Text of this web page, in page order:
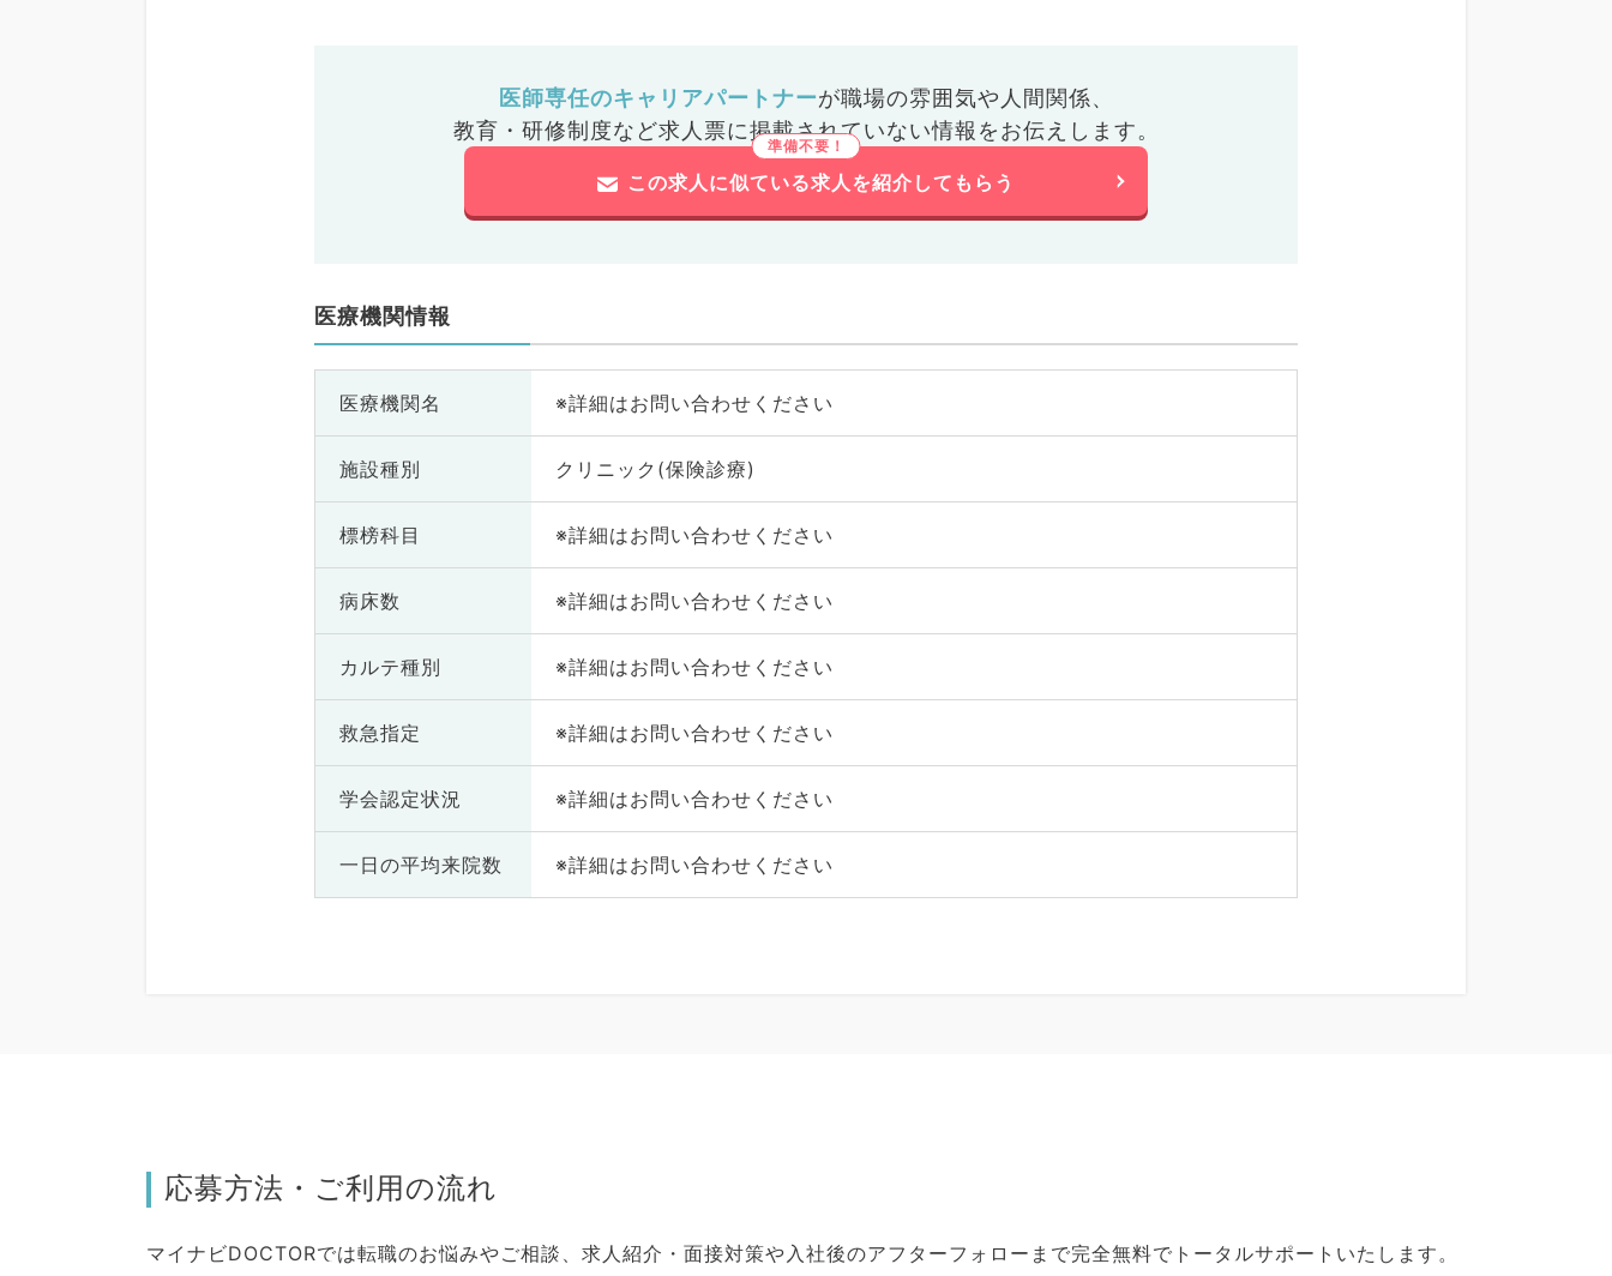
医師専任のキャリアパートナーが職場の雰囲気や人間関係、
教育・研修制度など求人票に掲載されていない情報をお伝えします。
この求人に似ている求人を紹介してもらう
医療機関情報
医療機関名 ※詳細はお問い合わせください
施設種別 クリニック(保険診療)
標榜科目 ※詳細はお問い合わせください
病床数 ※詳細はお問い合わせください
カルテ種別 ※詳細はお問い合わせください
救急指定 ※詳細はお問い合わせください
学会認定状況 ※詳細はお問い合わせください
一日の平均来院数 ※詳細はお問い合わせください
応募方法・ご利用の流れ
マイナビDOCTORでは転職のお悩みやご相談、求人紹介・面接対策や入社後のアフターフォローまで完全無料でトータルサポートいたします。